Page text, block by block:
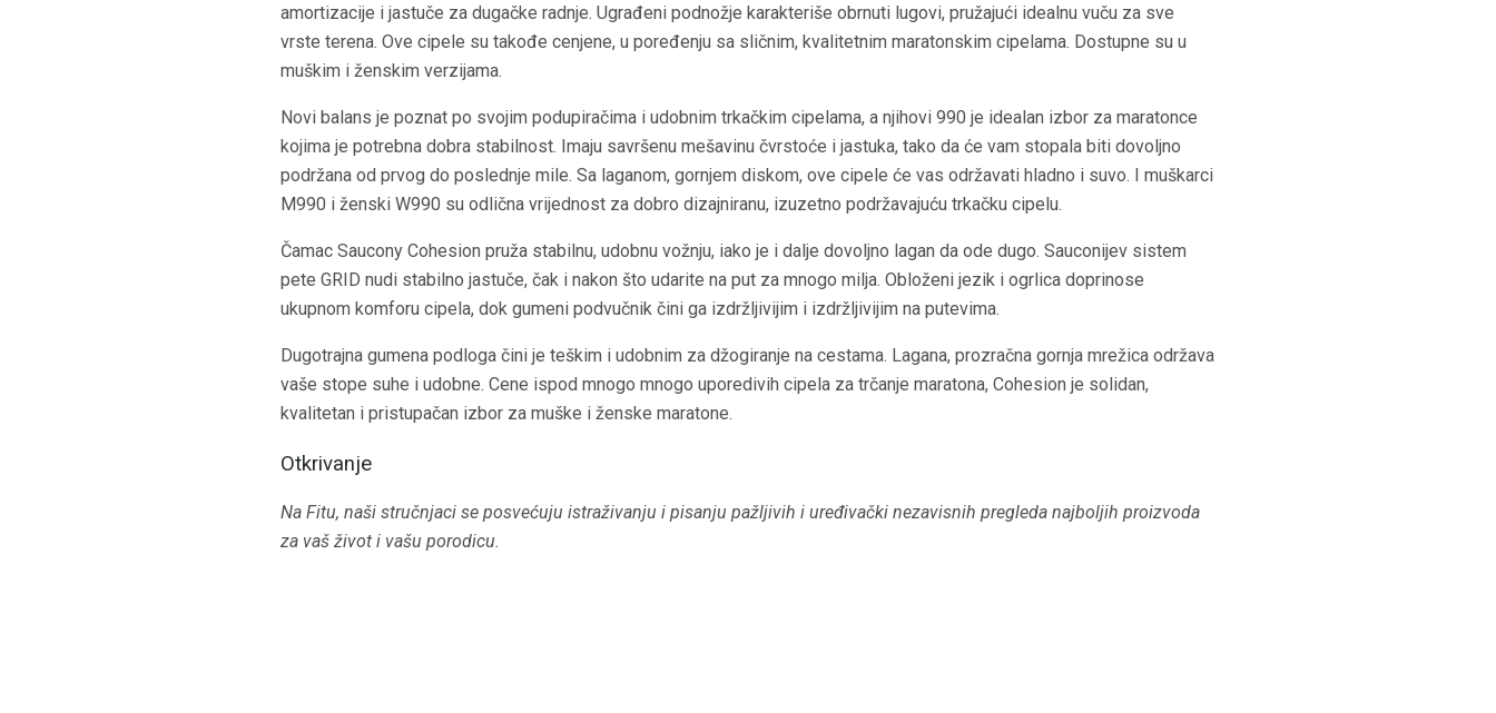
amortizacije i jastuče za dugačke radnje. Ugrađeni podnožje karakteriše obrnuti lugovi, pružajući idealnu vuču za sve
vrste terena. Ove cipele su takođe cenjene, u poređenju sa sličnim, kvalitetnim maratonskim cipelama. Dostupne su u
muškim i ženskim verzijama.
Novi balans je poznat po svojim podupiračima i udobnim trkačkim cipelama, a njihovi 990 je idealan izbor za maratonce
kojima je potrebna dobra stabilnost. Imaju savršenu mešavinu čvrstoće i jastuka, tako da će vam stopala biti dovoljno
podržana od prvog do poslednje mile. Sa laganom, gornjem diskom, ove cipele će vas održavati hladno i suvo. I muškarci
M990 i ženski W990 su odlična vrijednost za dobro dizajniranu, izuzetno podržavajuću trkačku cipelu.
Čamac Saucony Cohesion pruža stabilnu, udobnu vožnju, iako je i dalje dovoljno lagan da ode dugo. Sauconijev sistem
pete GRID nudi stabilno jastuče, čak i nakon što udarite na put za mnogo milja. Obloženi jezik i ogrlica doprinose
ukupnom komforu cipela, dok gumeni podvučnik čini ga izdržljivijim i izdržljivijim na putevima.
Dugotrajna gumena podloga čini je teškim i udobnim za džogiranje na cestama. Lagana, prozračna gornja mrežica održava
vaše stope suhe i udobne. Cene ispod mnogo mnogo uporedivih cipela za trčanje maratona, Cohesion je solidan,
kvalitetan i pristupačan izbor za muške i ženske maratone.
Otkrivanje
Na Fitu, naši stručnjaci se posvećuju istraživanju i pisanju pažljivih i uređivački nezavisnih pregleda najboljih proizvoda
za vaš život i vašu porodicu.